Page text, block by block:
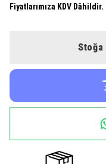
Fiyatlarımıza KDV Dâhildir.